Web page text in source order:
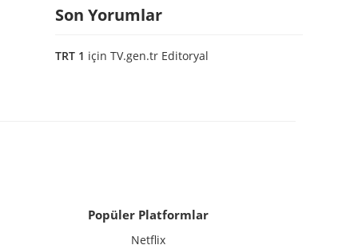
Son Yorumlar
TRT 1 için TV.gen.tr Editoryal
Popüler Platformlar
Netflix